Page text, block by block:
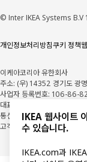
© Inter IKEA Systems
개인정보처리방침쿠키 정책
이케아코리아 유한회사
주소: (우) 14352 경기도 광
사업자 등록번호: 106-86-
대표자: 이사벨 푸치 팔렘
통신판매업 신고: 2018-경
고객지원센터: 1670-4532
IKEA 웹사이트
수 있습니다.
IKEA.com과